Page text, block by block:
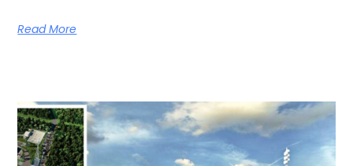
Read More